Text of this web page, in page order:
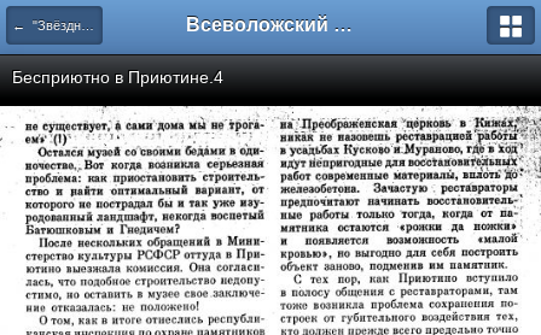
← "Звёздное" Приютино Всеволожский форум
Бесприютно в Приютине.4